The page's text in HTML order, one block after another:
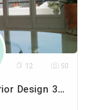
Decoratricewebcom Interior Design 3d Online
12 50